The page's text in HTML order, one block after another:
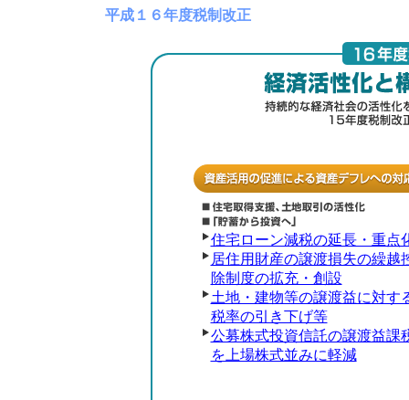
平成１６年度税制改正
住宅ローン減税の延長・重点
居住用財産の譲渡損失の繰越
除制度の拡充・創設
土地・建物等の譲渡益に対す
税率の引き下げ等
公募株式投資信託の譲渡益課
を上場株式並みに軽減